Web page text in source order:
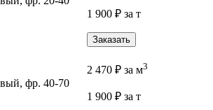
1 900 ₽ за т
Заказать
фр. 40-70
2 470 ₽ за м3
1 900 ₽ за т